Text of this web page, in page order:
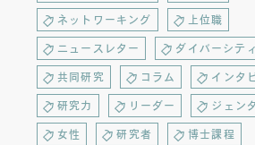
ネットワーキング 上位職
ニュースレター ダイバーシティ
共同研究 コラム インタ
研究力 リーダー ジェン
女性 研究者 博士課程